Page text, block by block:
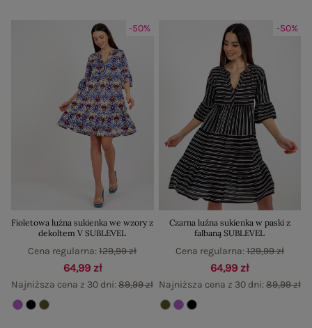
-50%
Fioletowa luźna sukienka we wzory z
dekoltem V SUBLEVEL
64,99 zł
Najniższa cena z 30 dni:89,99 zł
Cena regularna:129,99 zł
-50%
Czarna luźna sukienka w paski z
falbaną SUBLEVEL
64,99 zł
Najniższa cena z 30 dni:89,99 zł
Cena regularna:129,99 zł